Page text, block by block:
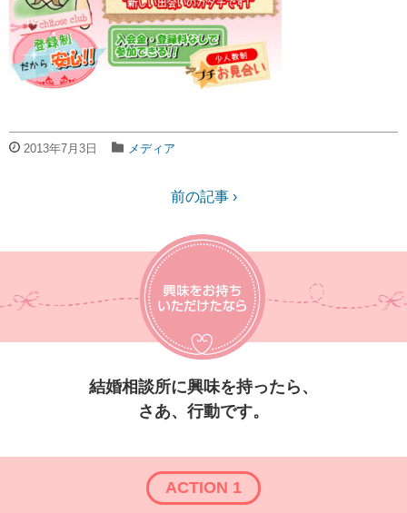
2013年7月3日 メディア
前の記事 ›
結婚相談所に興味を持ったら、
さあ、行動です。
ACTION 1